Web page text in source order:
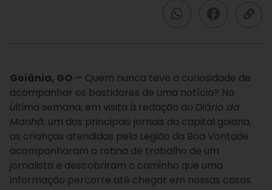
Goiânia, GO— Quem nunca teve a curiosidade de
acompanhar os bastidores de uma notícia? Na
última semana, em visita à redação do Diário da
Manhã, um dos principais jornais da capital goiana,
as crianças atendidas pela Legião da Boa Vontade
acompanharam a rotina de trabalho de um
jornalista e descobriram o caminho que uma
informação percorre até chegar em nossas casas.